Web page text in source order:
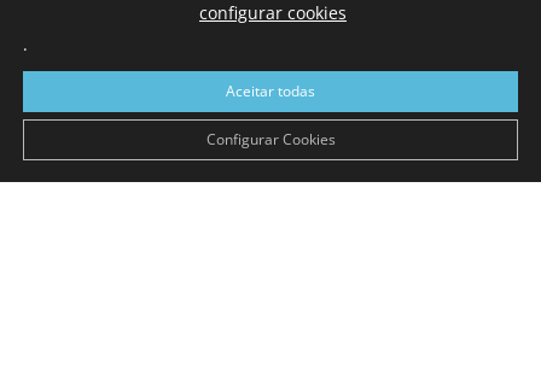
Com sede nas Caldas da Rainha e mais de 90 anos de
a sul de distrito de Leiria, com mais de 40.000 leitores por
toda a região Oeste. Jornal com distribuição em Portugal
Continental e assinatura online.
configurar cookies
.
Aceitar todas
Configurar Cookies